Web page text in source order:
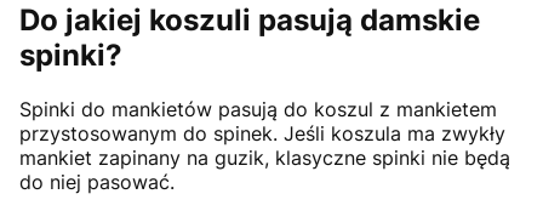
Do jakiej koszuli pasują damskie
spinki?
Spinki do mankietów pasują do koszul z mankietem
przystosowanym do spinek. Jeśli koszula ma zwykły
mankiet zapinany na guzik, klasyczne spinki nie będą
do niej pasować.